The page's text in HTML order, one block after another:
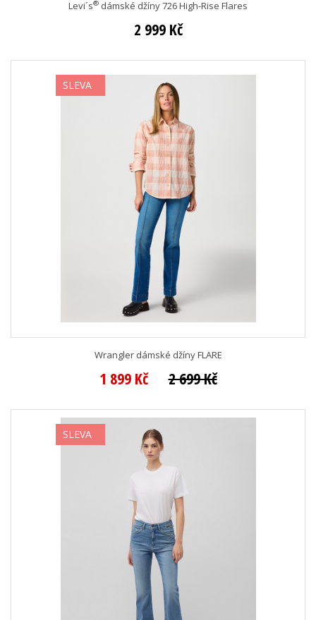
Levi´s® dámské džíny 726 High-Rise Flares
2 999 Kč
SLEVA
Wrangler dámské džíny FLARE
1 899 Kč 2 699 Kč
SLEVA